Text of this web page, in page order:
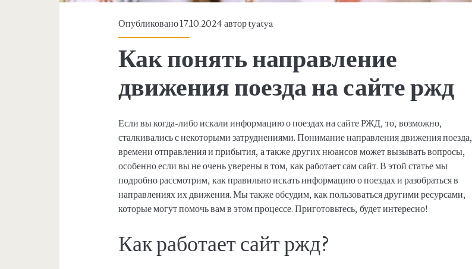
Опубликовано 17.10.2024 авторtyatya
Как понять направление
движения поезда на сайте ржд
Если вы когда-либо искали информацию о поездах на сайте РЖД, то, возможно,
сталкивались с некоторыми затруднениями. Понимание направления движения поезда,
времени отправления и прибытия, а также других нюансов может вызывать вопросы,
особенно если вы не очень уверены в том, как работает сам сайт. В этой статье мы
подробно рассмотрим, как правильно искать информацию о поездах и разобраться в
направлениях их движения. Мы также обсудим, как пользоваться другими ресурсами,
которые могут помочь вам в этом процессе. Приготовьтесь, будет интересно!
Как работает сайт ржд?